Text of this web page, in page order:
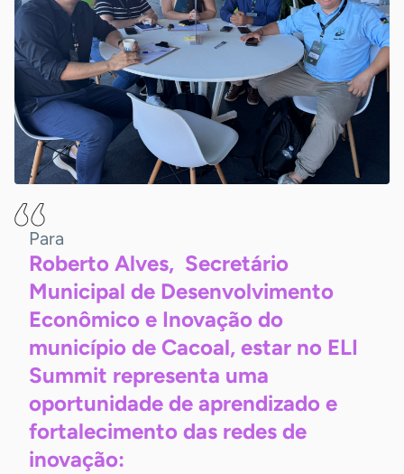
Para
Roberto Alves, Secretário
Municipal de Desenvolvimento
Econômico e Inovação do
município de Cacoal, estar no ELI
Summit representa uma
oportunidade de aprendizado e
fortalecimento das redes de
inovação: